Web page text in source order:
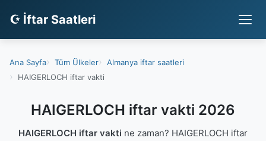
☪ İftar Saatleri
Ana Sayfa Tüm Ülkeler
Almanya iftar saatleri
HAIGERLOCH iftar vakti
HAIGERLOCH iftar vakti 2026
HAIGERLOCH iftar vakti ne zaman? HAIGERLOCH iftar